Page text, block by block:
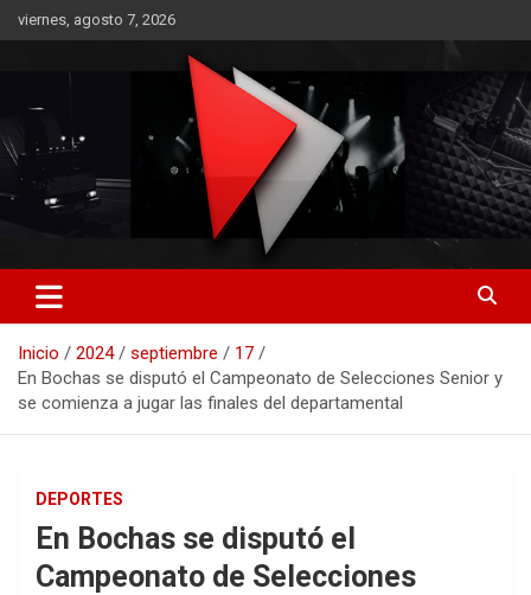
Saltar
al
viernes, agosto 7, 2026
RO CONTENIDOS
Inicio 2024 septiembre
17
En Bochas se disputó el Campeonato de Selecciones Senior y
se comienza a jugar las finales del departamental
DEPORTES
En Bochas se disputó el
Campeonato de Selecciones